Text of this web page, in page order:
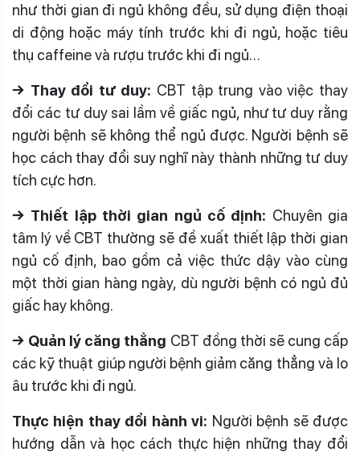
như thời gian đi ngủ không đều, sử dụng điện thoại
di động hoặc máy tính trước khi đi ngủ, hoặc tiêu
thụ caffeine và rượu trước khi đi ngủ…
→ Thay đổi tư duy: CBT tập trung vào việc thay
đổi các tư duy sai lầm về giấc ngủ, như tư duy rằng
người bệnh sẽ không thể ngủ được. Người bệnh sẽ
học cách thay đổi suy nghĩ này thành những tư duy
tích cực hơn.
→ Thiết lập thời gian ngủ cố định: Chuyên gia
tâm lý về CBT thường sẽ đề xuất thiết lập thời gian
ngủ cố định, bao gồm cả việc thức dậy vào cùng
một thời gian hàng ngày, dù người bệnh có ngủ đủ
giấc hay không.
→ Quản lý căng thẳng CBT đồng thời sẽ cung cấp
các kỹ thuật giúp người bệnh giảm căng thẳng và lo
âu trước khi đi ngủ.
Thực hiện thay đổi hành vi: Người bệnh sẽ được
hướng dẫn và học cách thực hiện những thay đổi